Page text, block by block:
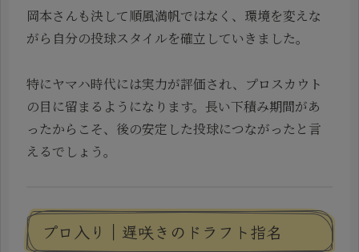
岡本さんも決して順風満帆ではなく、環境を変えな
がら自分の投球スタイルを確立していきました。
特にヤマハ時代には実力が評価され、プロスカウト
の目に留まるようになります。長い下積み期間があ
ったからこそ、後の安定した投球につながったと言
えるでしょう。
プロ入り｜遅咲きのドラフト指名